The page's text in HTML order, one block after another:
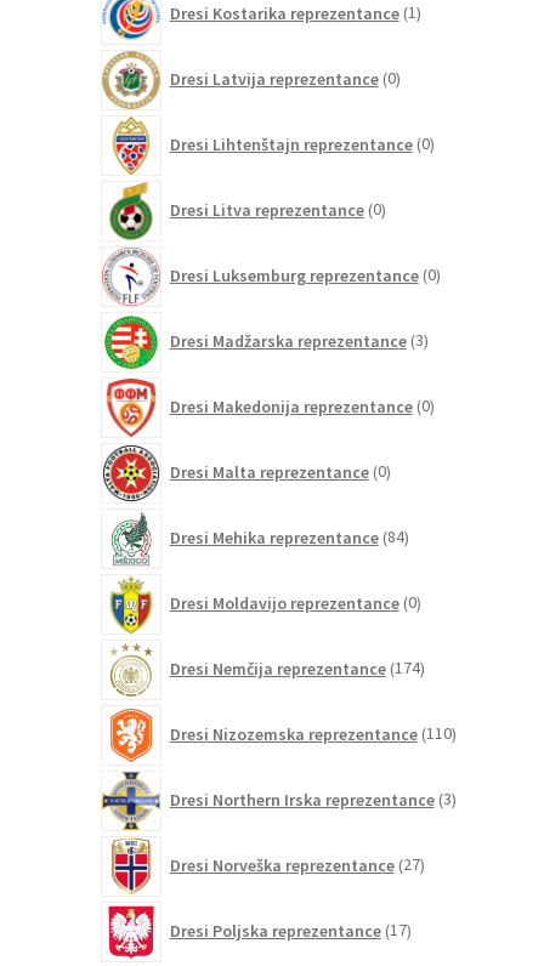
Dresi Kostarika reprezentance 1izdelek
Dresi Latvija reprezentance 0izdelkov
Dresi Lihtenštajn reprezentance 0izdelkov
Dresi Litva reprezentance 0izdelkov
Dresi Luksemburg reprezentance 0izdelkov
Dresi Madžarska reprezentance 3izdelki
Dresi Makedonija reprezentance 0izdelkov
Dresi Malta reprezentance 0izdelkov
Dresi Mehika reprezentance 84izdelkov
Dresi Moldavijo reprezentance 0izdelkov
Dresi Nemčija reprezentance 174izdelkov
Dresi Nizozemska reprezentance 110izdelkov
Dresi Northern Irska reprezentance 3izdelki
Dresi Norveška reprezentance 27izdelkov
Dresi Poljska reprezentance 17izdelkov